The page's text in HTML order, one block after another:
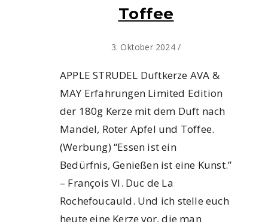
Toffee
3. Oktober 2024 /
APPLE STRUDEL Duftkerze AVA &
MAY Erfahrungen Limited Edition
der 180g Kerze mit dem Duft nach
Mandel, Roter Apfel und Toffee.
(Werbung) “Essen ist ein
Bedürfnis, Genießen ist eine Kunst.”
– François VI. Duc de La
Rochefoucauld. Und ich stelle euch
heute eine Kerze vor, die man